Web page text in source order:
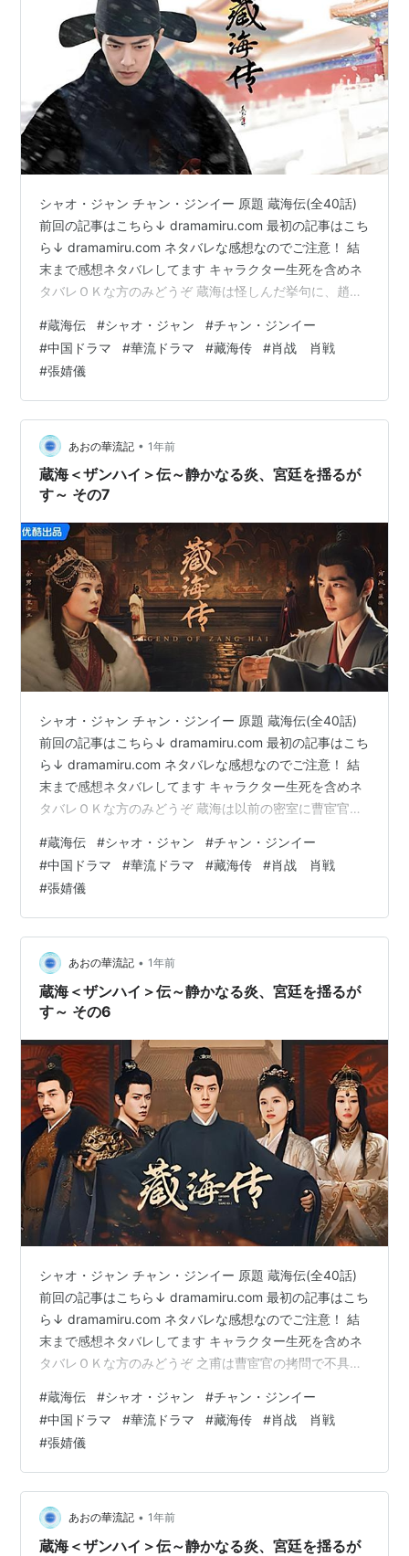
シャオ・ジャン チャン・ジンイー 原題 蔵海伝(全40話)
前回の記事はこちら↓ dramamiru.com 最初の記事はこち
ら↓ dramamiru.com ネタバレな感想なのでご注意！ 結
末まで感想ネタバレしてます キャラクター生死を含めネ
タバレＯＫな方のみどうぞ 蔵海は怪しんだ挙句に、趙秉
思ったら、相手の方が上手だった。 そりゃそうよね、だ
って蔵海を10年も育てさせて見張ってたんだから作戦だ
って完璧でしょう。 そう、この人が犯人ということは蔵
海が信頼してた師匠の二人も敵だったということです。
趙秉文は先回りして皇帝に蔵海が癸玺とセットで…
#蔵海伝 #シャオ・ジャン #チャン・ジンイー
#中国ドラマ #華流ドラマ #藏海传 #肖战 肖戦
#張婧儀
あおの華流記 • 1年前
蔵海＜ザンハイ＞伝～静かなる炎、宮廷を揺るが
す～ その7
シャオ・ジャン チャン・ジンイー 原題 蔵海伝(全40話)
前回の記事はこちら↓ dramamiru.com 最初の記事はこち
ら↓ dramamiru.com ネタバレな感想なのでご注意！ 結
末まで感想ネタバレしてます キャラクター生死を含めネ
タバレＯＫな方のみどうぞ 蔵海は以前の密室に曹宦官が
に追い込んだ。 相変わらず香暗茶を監禁してますが、そ
んな時冬夏の女王がやってくる。 皇帝への土産にすごい
大掛かりな仕掛けをした模型を持ってきていて、それを
解けるのは蔵海だけだった。 蔵海がその仕掛けを解くこ
とによって女王には蔵海の正体がわかった。 彼女は…
#蔵海伝 #シャオ・ジャン #チャン・ジンイー
#中国ドラマ #華流ドラマ #藏海传 #肖战 肖戦
#張婧儀
あおの華流記 • 1年前
蔵海＜ザンハイ＞伝～静かなる炎、宮廷を揺るが
す～ その6
シャオ・ジャン チャン・ジンイー 原題 蔵海伝(全40話)
前回の記事はこちら↓ dramamiru.com 最初の記事はこち
ら↓ dramamiru.com ネタバレな感想なのでご注意！ 結
末まで感想ネタバレしてます キャラクター生死を含めネ
タバレＯＫな方のみどうぞ 之甫は曹宦官の拷問で不具
の期待は弟の之行に。 長男母子は酷い奴らだからいいの
だけれど、自分の子供も役立たなくなったら捨てるの
ね。 やはり荘蘆隠はクズな男。 現在の正妻と長男は追
放。 正式に之行を嫡男、毒殺されたその母を正妻に置き
直すことにした。 これには蔵海の耳打ちも手伝ってる…
#蔵海伝 #シャオ・ジャン #チャン・ジンイー
#中国ドラマ #華流ドラマ #藏海传 #肖战 肖戦
#張婧儀
あおの華流記 • 1年前
蔵海＜ザンハイ＞伝～静かなる炎、宮廷を揺るが